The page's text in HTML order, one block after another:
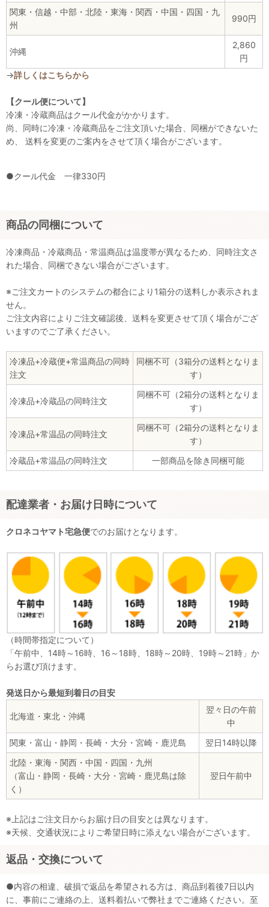
関東・信越・中部・北陸・東海・関西・中国・四国・九
州
990円
沖縄
2,860
円
→詳しくはこちらから
【クール便について】
冷凍・冷蔵商品はクール代金がかかります。
尚、同時に冷凍・冷蔵商品をご注文頂いた場合、同梱ができないた
め、 送料を変更のご案内をさせて頂く場合がございます。
●クール代金 一律330円
商品の同梱について
冷凍商品・冷蔵商品・常温商品は温度帯が異なるため、同時注文さ
れた場合、同梱できない場合がございます。
※ご注文カートのシステムの都合により1箱分の送料しか表示されま
せん。
ご注文内容によりご注文確認後、送料を変更させて頂く場合がござ
いますのでご了承ください。
冷凍品+冷蔵便+常温商品の同時
注文
同梱不可（3箱分の送料となりま
す）
冷凍品+冷蔵品の同時注文
同梱不可（2箱分の送料となりま
す）
冷凍品+常温品の同時注文
同梱不可（2箱分の送料となりま
す）
冷蔵品+常温品の同時注文
一部商品を除き同梱可能
配達業者・お届け日時について
クロネコヤマト宅急便でのお届けとなります。
（時間帯指定について）
「午前中、14時～16時、16～18時、18時～20時、19時～21時」か
らお選び頂けます。
発送日から最短到着日の目安
北海道・東北・沖縄
翌々日の午前
中
関東・富山・静岡・長崎・大分・宮崎・鹿児島
翌日14時以降
北陸・東海・関西・中国・四国・九州
（富山・静岡・長崎・大分・宮崎・鹿児島は除
く）
翌日午前中
※上記はご注文日からお届け日の目安とは異なります。
※天候、交通状況によりご希望日時に添えない場合がございます。
返品・交換について
●内容の相違、破損で返品を希望される方は、商品到着後7日以内
に、事前にご連絡の上、送料着払いで弊社までご連絡ください。至